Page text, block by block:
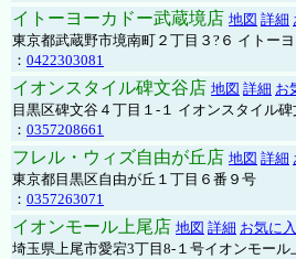
イトーヨーカドー武蔵境店 地図 詳細
東京都武蔵野市境南町２丁目３?６ イトー
： 0422303081
イオンスタイル碑文谷店 地図 詳細 お
目黒区碑文谷４丁目１-１ イオンスタイル
： 0357208661
フレル・ウィズ自由が丘店 地図 詳細
東京都目黒区自由が丘１丁目６番９号
： 0357263071
イオンモール上尾店 地図 詳細 お気に
埼玉県上尾市愛宕3丁目8-１号イオンモール